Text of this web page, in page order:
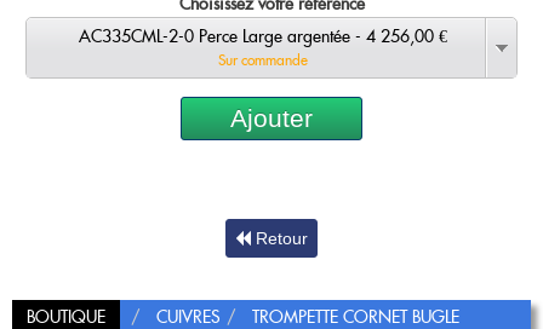
AC335CML-2-0 Perce Large argentée - 4 256,00 €
Sur commande
Ajouter
Retour
BOUTIQUE CUIVRES
TROMPETTE CORNET BUGLE